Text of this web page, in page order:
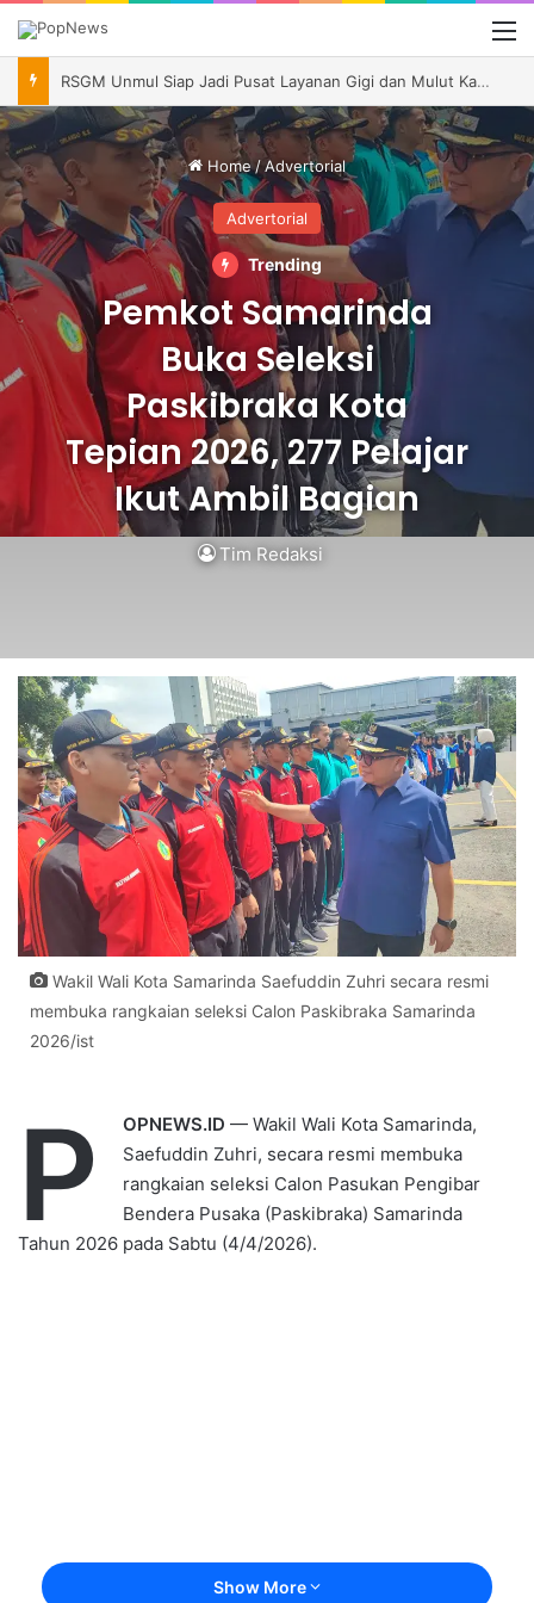
RSGM Unmul Siap Jadi Pusat Layanan Gigi dan Mulut Kalimantan, Andi Harun Minta Pengelolaan Berkelanjutan
Home/Advertorial
Advertorial
Trending
Pemkot Samarinda
Buka Seleksi
Paskibraka Kota
Tepian 2026, 277 Pelajar
Ikut Ambil Bagian
Tim Redaksi
Wakil Wali Kota Samarinda Saefuddin Zuhri secara resmi
membuka rangkaian seleksi Calon Paskibraka Samarinda
2026/ist
P OPNEWS.ID — Wakil Wali Kota Samarinda,
Saefuddin Zuhri, secara resmi membuka
rangkaian seleksi Calon Pasukan Pengibar
Bendera Pusaka (Paskibraka) Samarinda
Tahun 2026 pada Sabtu (4/4/2026).
Show More